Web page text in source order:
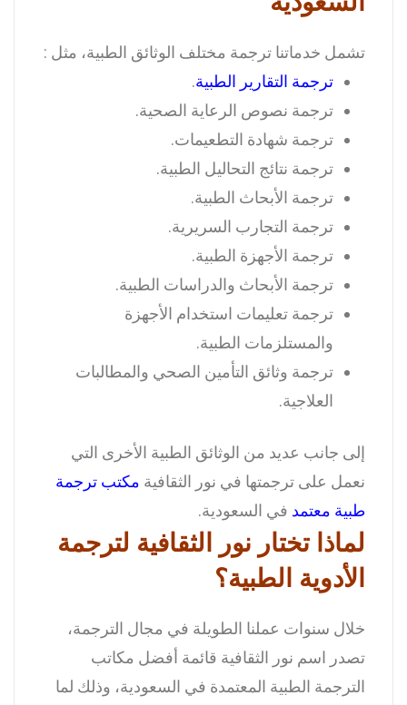
تشمل خدماتنا ترجمة مختلف الوثائق الطبية، مثل :
ترجمة التقارير الطبية.
ترجمة نصوص الرعاية الصحية.
ترجمة شهادة التطعيمات.
ترجمة نتائج التحاليل الطبية.
ترجمة الأبحاث الطبية.
ترجمة التجارب السريرية.
ترجمة الأجهزة الطبية.
ترجمة الأبحاث والدراسات الطبية.
ترجمة تعليمات استخدام الأجهزة
والمستلزمات الطبية.
ترجمة وثائق التأمين الصحي والمطالبات
العلاجية.
إلى جانب عديد من الوثائق الطبية الأخرى التي
نعمل على ترجمتها في نور الثقافية مكتب ترجمة
طبية معتمد في السعودية.
لماذا تختار نور الثقافية لترجمة
الأدوية الطبية؟
خلال سنوات عملنا الطويلة في مجال الترجمة،
تصدر اسم نور الثقافية قائمة أفضل مكاتب
الترجمة الطبية المعتمدة في السعودية، وذلك لما